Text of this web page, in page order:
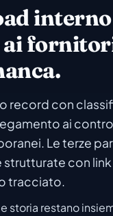
record con
ai
Le terze
strutturate con
tracciato.
storia restano